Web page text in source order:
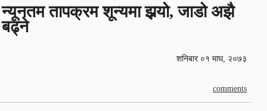
न्यूनतम तापक्रम शून्यमा झर्‍यो, जाडो अझै
बढ्ने
शनिबार ०१ माघ, २०७३
comments